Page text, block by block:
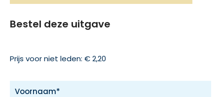
Bestel deze uitgave
Prijs voor niet leden: € 2,20